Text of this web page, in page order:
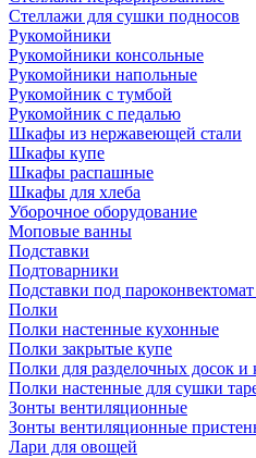
Стеллажи для сушки подносов
Рукомойники
Рукомойники консольные
Рукомойники напольные
Рукомойник с тумбой
Рукомойник с педалью
Шкафы из нержавеющей стали
Шкафы купе
Шкафы распашные
Шкафы для хлеба
Уборочное оборудование
Моповые ванны
Подставки
Подтоварники
Подставки под
Полки
Полки настенные кухонные
Полки закрытые купе
Полки для разделочных досок
Полки настенные для сушки
Зонты вентиляционные
Зонты вентиляционные
Лари для овощей